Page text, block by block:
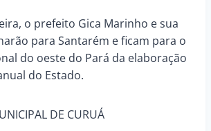
o prefeito Gica Marinho e sua
para Santarém e ficam para o
do oeste do Pará da elaboração
do Estado.
DE CURUÁ